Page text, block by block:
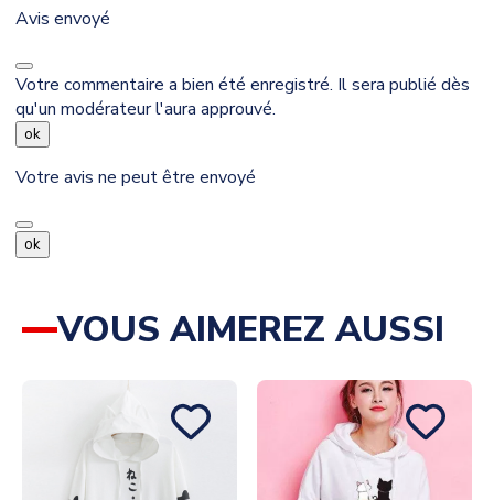
Avis envoyé
Votre commentaire a bien été enregistré. Il sera publié dès
qu'un modérateur l'aura approuvé.
ok
Votre avis ne peut être envoyé
ok
VOUS AIMEREZ AUSSI